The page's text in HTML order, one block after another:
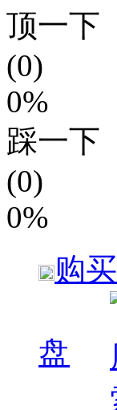
顶一下
(0)
0%
踩一下
(0)
0%
购买
盘